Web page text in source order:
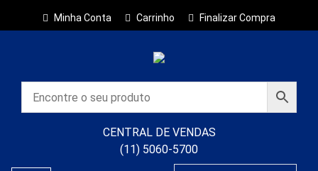
Minha Conta Carrinho Finalizar Compra
CENTRAL DE VENDAS
(11) 5060-5700